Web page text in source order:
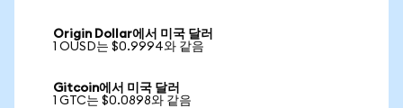
Origin Dollar에서 미국 달러
1 OUSD는 $0.9994와 같음
Gitcoin에서 미국 달러
1 GTC는 $0.0898와 같음